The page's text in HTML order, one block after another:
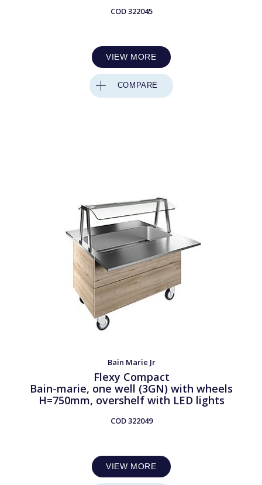
COD322045
VIEW MORE
COMPARE
Bain Marie Jr
Flexy Compact
Bain-marie, one well (3GN) with wheels
H=750mm, overshelf with LED lights
COD322049
VIEW MORE